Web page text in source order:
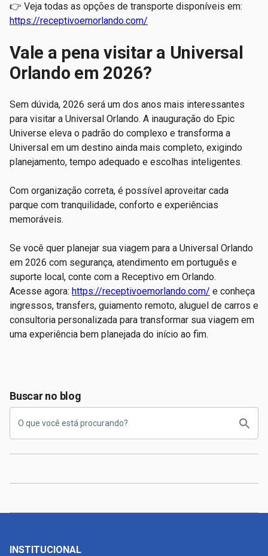
👉 Veja todas as opções de transporte disponíveis em:
https://receptivoemorlando.com/
Vale a pena visitar a Universal
Orlando em 2026?
Sem dúvida, 2026 será um dos anos mais interessantes
para visitar a Universal Orlando. A inauguração do Epic
Universe eleva o padrão do complexo e transforma a
Universal em um destino ainda mais completo, exigindo
planejamento, tempo adequado e escolhas inteligentes.
Com organização correta, é possível aproveitar cada
parque com tranquilidade, conforto e experiências
memoráveis.
Se você quer planejar sua viagem para a Universal Orlando
em 2026 com segurança, atendimento em português e
suporte local, conte com a Receptivo em Orlando.
Acesse agora: https://receptivoemorlando.com/ e conheça
ingressos, transfers, guiamento remoto, aluguel de carros e
consultoria personalizada para transformar sua viagem em
uma experiência bem planejada do início ao fim.
Buscar no blog
INSTITUCIONAL